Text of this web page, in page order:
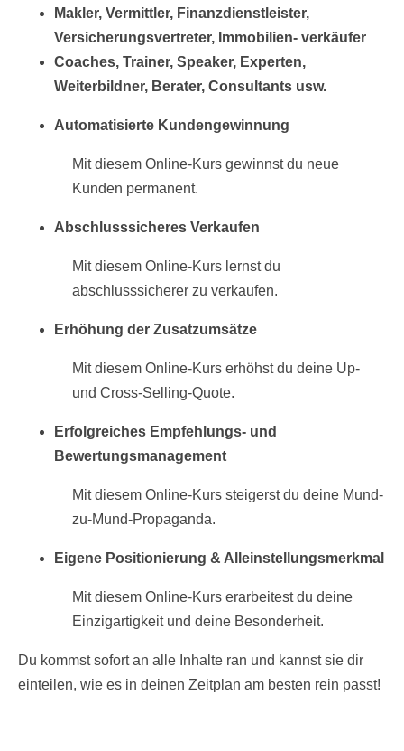
Makler, Vermittler, Finanzdienstleister,
Versicherungsvertreter, Immobilien- verkäufer
Coaches, Trainer, Speaker, Experten,
Weiterbildner, Berater, Consultants usw.
Automatisierte Kundengewinnung
Mit diesem Online-Kurs gewinnst du neue
Kunden permanent.
Abschlusssicheres Verkaufen
Mit diesem Online-Kurs lernst du
abschlusssicherer zu verkaufen.
Erhöhung der Zusatzumsätze
Mit diesem Online-Kurs erhöhst du deine Up-
und Cross-Selling-Quote.
Erfolgreiches Empfehlungs- und
Bewertungsmanagement
Mit diesem Online-Kurs steigerst du deine Mund-
zu-Mund-Propaganda.
Eigene Positionierung & Alleinstellungsmerkmal
Mit diesem Online-Kurs erarbeitest du deine
Einzigartigkeit und deine Besonderheit.
Du kommst sofort an alle Inhalte ran und kannst sie dir
einteilen, wie es in deinen Zeitplan am besten rein passt!